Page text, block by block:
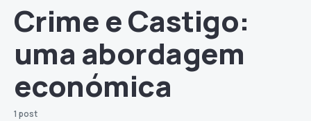
Crime e Castigo:
uma abordagem
económica
1 post